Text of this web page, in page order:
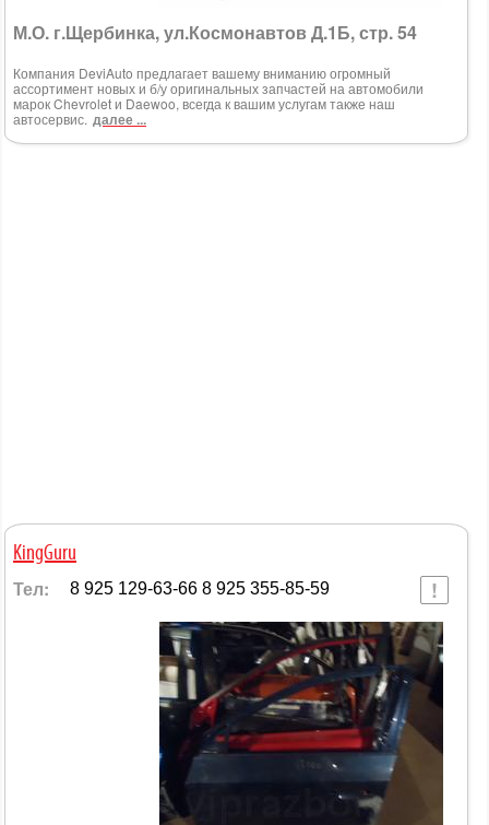
М.О. г.Щербинка, ул.Космонавтов Д.1Б, стр. 54
Компания DeviAuto предлагает вашему вниманию огромный
ассортимент новых и б/у оригинальных запчастей на автомобили
марок Chevrolet и Daewoo, всегда к вашим услугам также наш
автосервис. далее ...
KingGuru
Тел: 8 925 129-63-66 8 925 355-85-59